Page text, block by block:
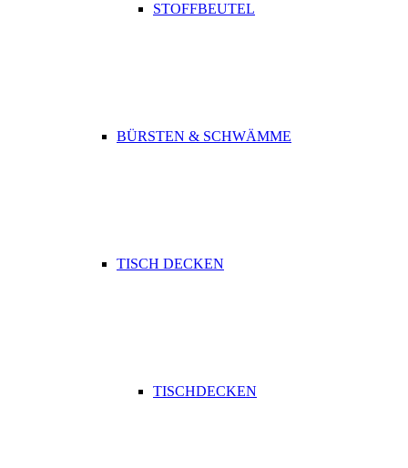
STOFFBEUTEL
BÜRSTEN & SCHWÄMME
TISCH DECKEN
TISCHDECKEN